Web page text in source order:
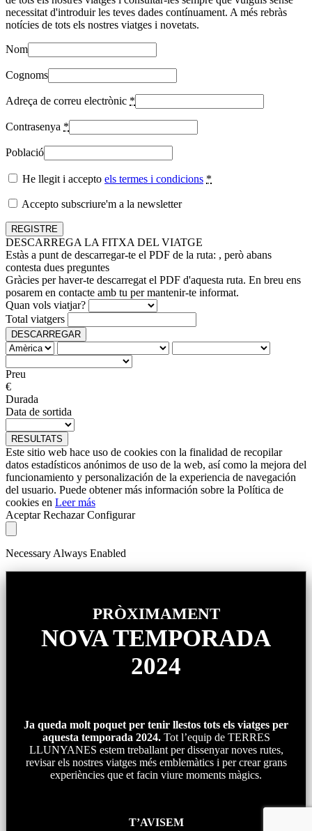
necessitat d'introduir les teves dades contínuament. A més rebràs
notícies de tots els nostres viatges i novetats.
Nom
Cognoms
Adreça de correu electrònic *
Contrasenya *
Població
He llegit i accepto els termes i condicions *
Accepto subscriure'm a la newsletter
DESCARREGA LA FITXA DEL VIATGE
Estàs a punt de descarregar-te el PDF de la ruta: , però abans
contesta dues preguntes
Gràcies per haver-te descarregat el PDF d'aquesta ruta. En breu ens
posarem en contacte amb tu per mantenir-te informat.
Quan vols viatjar?
Total viatgers
DESCARREGAR
Preu
€
Durada
Data de sortida
RESULTATS
Este sitio web hace uso de cookies con la finalidad de recopilar
datos estadísticos anónimos de uso de la web, así como la mejora del
funcionamiento y personalización de la experiencia de navegación
del usuario. Puede obtener más información sobre la Política de
cookies en Leer más
Aceptar Rechazar Configurar
Necessary Always Enabled
PRÒXIMAMENT
NOVA TEMPORADA
2024
Ja queda molt poquet per tenir llestos tots els viatges per
aquesta temporada 2024. Tot l’equip de TERRES
LLUNYANES estem treballant per dissenyar noves rutes,
revisar els nostres viatges més emblemàtics i per crear grans
experiències que et facin viure moments màgics.
T’AVISEM